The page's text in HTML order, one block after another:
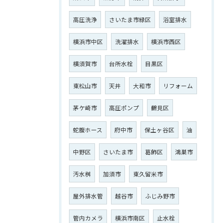
高圧洗浄 さいたま市緑区 浴室排水
横浜市中区 洗濯排水 横浜市西区
横須賀市 台所水栓 目黒区
東松山市 天井 大和市 リフォーム
茅ケ崎市 高圧ポンプ 鶴見区
蛇腹ホース 府中市 保土ヶ谷区 油
中野区 さいたま市 葛飾区 鴻巣市
汚水桝 加須市 東久留米市
屋外排水管 越谷市 ふじみ野市
管内カメラ 横浜市南区 止水栓
ご相談はこちら